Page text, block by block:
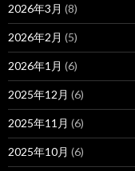
2026年3月 (8)
2026年2月 (5)
2026年1月 (6)
2025年12月 (6)
2025年11月 (6)
2025年10月 (6)